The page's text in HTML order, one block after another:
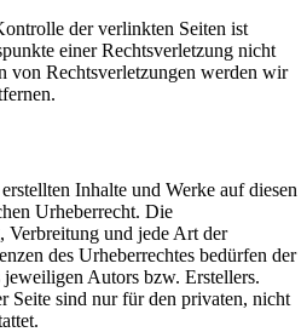
der verlinkten Seiten ist
einer Rechtsverletzung nicht
von Rechtsverletzungen werden wir
Inhalte und Werke auf diesen
Urheberrecht. Die
und jede Art der
des Urheberrechtes bedürfen der
Autors bzw. Erstellers.
Seite sind nur für den privaten, nicht